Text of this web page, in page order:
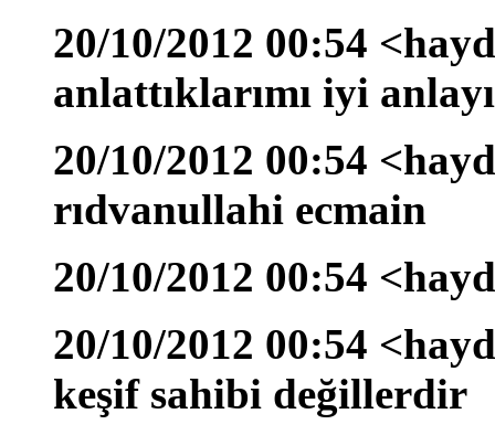
20/10/2012 00:54
anlattıklarımı iyi
20/10/2012 00:54
rıdvanullahi ecmain
20/10/2012 00:54
20/10/2012 00:54
keşif sahibi değillerdir